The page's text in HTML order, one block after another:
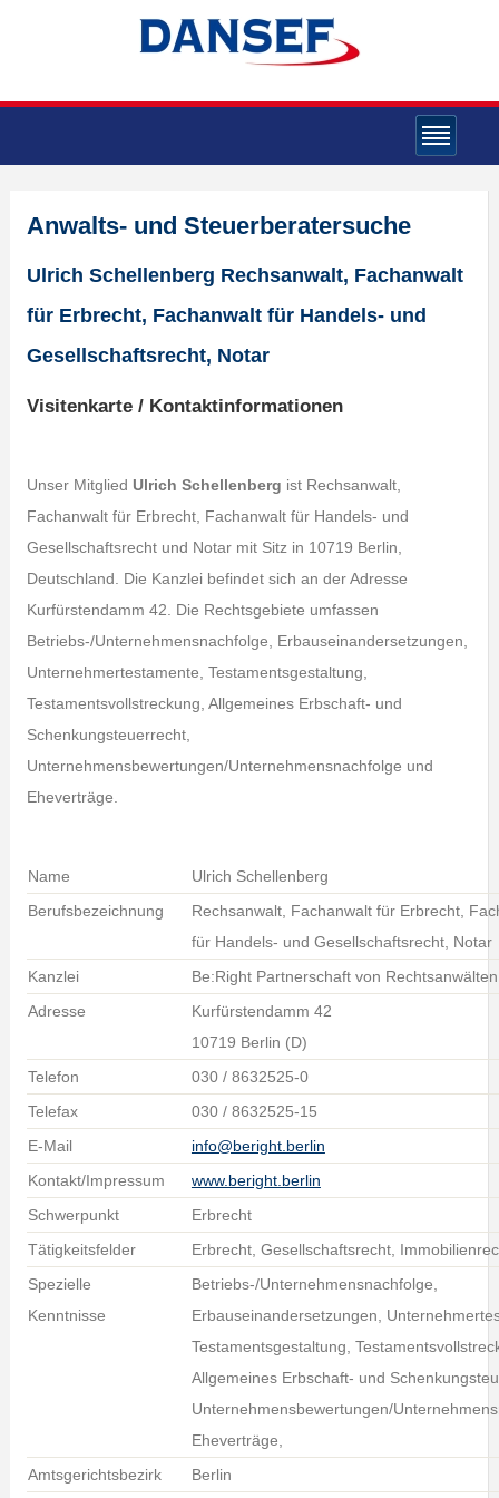
Anwalts- und Steuerberatersuche
Ulrich Schellenberg Rechsanwalt, Fachanwalt
für Erbrecht, Fachanwalt für Handels- und
Gesellschaftsrecht, Notar
Visitenkarte / Kontaktinformationen
Unser Mitglied Ulrich Schellenberg ist Rechsanwalt,
Fachanwalt für Erbrecht, Fachanwalt für Handels- und
Gesellschaftsrecht und Notar mit Sitz in 10719 Berlin,
Deutschland. Die Kanzlei befindet sich an der Adresse
Kurfürstendamm 42. Die Rechtsgebiete umfassen
Betriebs-/Unternehmensnachfolge, Erbauseinandersetzungen,
Unternehmertestamente, Testamentsgestaltung,
Testamentsvollstreckung, Allgemeines Erbschaft- und
Schenkungsteuerrecht,
Unternehmensbewertungen/Unternehmensnachfolge und
Eheverträge.
Name
Ulrich Schellenberg
Berufsbezeichnung
Rechsanwalt, Fachanwalt für Erbrecht,
für Handels- und Gesellschaftsrecht, Notar
Kanzlei
Be:Right Partnerschaft von
Adresse
Kurfürstendamm 42
10719 Berlin (D)
Telefon
030 / 8632525-0
Telefax
030 / 8632525-15
E-Mail
info@beright.berlin
Kontakt/Impressum
www.beright.berlin
Schwerpunkt
Erbrecht
Tätigkeitsfelder
Erbrecht, Gesellschaftsrecht,
Spezielle
Kenntnisse
Betriebs-/Unternehmensnachfolge,
Erbauseinandersetzungen,
Testamentsgestaltung,
Allgemeines Erbschaft- und
Unternehmensbewertungen/
Eheverträge,
Amtsgerichtsbezirk
Berlin